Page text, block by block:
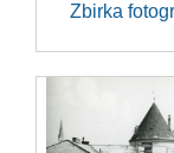
Zbirka